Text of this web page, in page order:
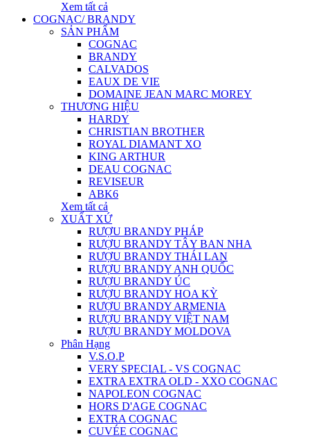
Xem tất cả
COGNAC/ BRANDY
SẢN PHẨM
COGNAC
BRANDY
CALVADOS
EAUX DE VIE
DOMAINE JEAN MARC MOREY
THƯƠNG HIỆU
HARDY
CHRISTIAN BROTHER
ROYAL DIAMANT XO
KING ARTHUR
DEAU COGNAC
REVISEUR
ABK6
Xem tất cả
XUẤT XỨ
RƯỢU BRANDY PHÁP
RƯỢU BRANDY TÂY BAN NHA
RƯỢU BRANDY THÁI LAN
RƯỢU BRANDY ANH QUỐC
RƯỢU BRANDY ÚC
RƯỢU BRANDY HOA KỲ
RƯỢU BRANDY ARMENIA
RƯỢU BRANDY VIỆT NAM
RƯỢU BRANDY MOLDOVA
Phân Hạng
V.S.O.P
VERY SPECIAL - VS COGNAC
EXTRA EXTRA OLD - XXO COGNAC
NAPOLEON COGNAC
HORS D'AGE COGNAC
EXTRA COGNAC
CUVÉE COGNAC